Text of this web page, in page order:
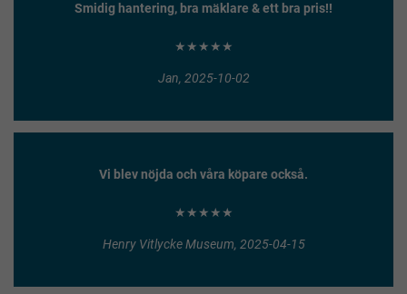
Smidig hantering, bra mäklare & ett bra pris!!
★★★★★
Jan, 2025-10-02
Vi blev nöjda och våra köpare också.
★★★★★
Henry Vitlycke Museum, 2025-04-15